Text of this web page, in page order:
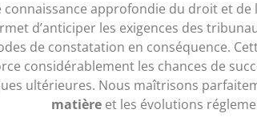
connaissance approfondie du droit et de
d’anticiper les exigences des
de constatation en conséquence.
considérablement les chances de
ultérieures. Nous maîtrisons
matièreet les évolutions